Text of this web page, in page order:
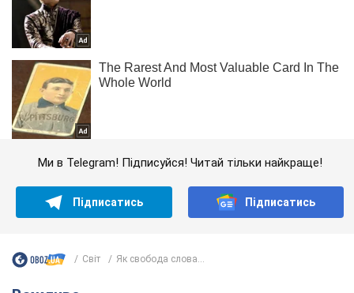
Ми в Telegram! Підписуйся! Читай тільки найкраще!
Підписатись Підписатись
Світ Як свобода слова...